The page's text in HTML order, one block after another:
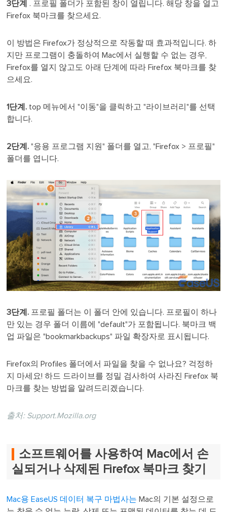
3단계
. 프로필 폴더가 포함된 창이 열립니다. 해당 창을 열고
Firefox 북마크를 찾으세요.
이 방법은 Firefox가 정상적으로 작동할 때 효과적입니다. 하
지만 프로그램이 충돌하여 Mac에서 실행할 수 없는 경우,
Firefox를 열지 않고도 아래 단계에 따라 Firefox 북마크를 찾
으세요.
1단계. top 메뉴에서 "이동"을 클릭하고 "라이브러리"를 선택
합니다.
2단계. "응용 프로그램 지원" 폴더를 열고, "Firefox > 프로필"
폴더를 엽니다.
3단계. 프로필 폴더는 이 폴더 안에 있습니다. 프로필이 하나
만 있는 경우 폴더 이름에 "default"가 포함됩니다. 북마크 백
업 파일은 "bookmarkbackups" 파일 확장자로 표시됩니다.
Firefox의 Profiles 폴더에서 파일을 찾을 수 없나요? 걱정하
지 마세요! 하드 드라이브를 정밀 검사하여 사라진 Firefox 북
마크를 찾는 방법을 알려드리겠습니다.
출처: Support.Mozilla.org
소프트웨어를 사용하여 Mac에서 손
실되거나 삭제된 Firefox 북마크 찾기
Mac용 EaseUS 데이터 복구 마법사는 Mac의 기본 설정으로